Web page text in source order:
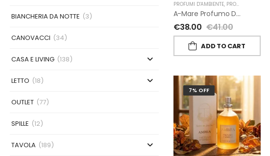
BIANCHERIA DA NOTTE (3)
CANOVACCI (34)
CASA E LIVING (138)
LETTO (18)
OUTLET (77)
SPILLE (12)
TAVOLA (189)
PROFUMI D'AMBIENTE, PROFUMI D'AMBIENTE FIORIRA' UN GIARDINO
A-Mare Profumo D’ambiente Di Fiorirà Un Giardino
€38.00 €41.00
ADD TO CART
7% OFF